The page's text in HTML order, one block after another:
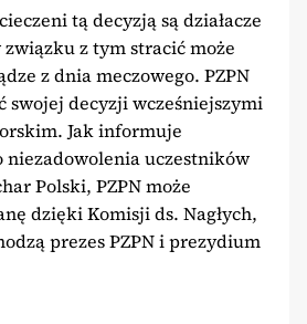
tą decyzją są działacze
z tym stracić może
z dnia meczowego. PZPN
swojej decyzji wcześniejszymi
Jak informuje
niezadowolenia uczestników
Polski, PZPN może
dzięki Komisji ds. Nagłych,
prezes PZPN i prezydium